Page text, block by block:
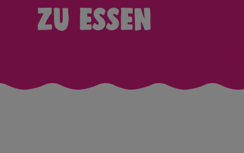
zu essen